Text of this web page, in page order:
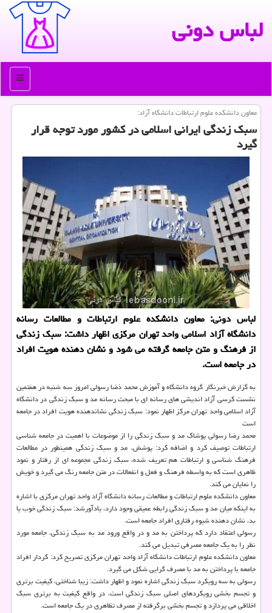
لباس دونی
منو
معاون دانشكده علوم ارتباطات دانشگاه آزاد:
سبك زندگی ایرانی اسلامی در كشور مورد توجه قرار
گیرد
لباس دونی: معاون دانشكده علوم ارتباطات و مطالعات رسانه
دانشگاه آزاد اسلامی واحد تهران مركزی اظهار داشت: سبك زندگی
از فرهنگ و متن جامعه گرفته می شود و نشان دهنده هویت افراد
در جامعه است.
به گزارش خبرنگار گروه دانشگاه و آموزش محمد ذضا رسولی امروز سه شنبه در هفتمین
نشست كرسی آزاد اندیشی های رسانه ای با مبحث رسانه مد و سبك زندگی در دانشگاه
آزاد اسلامی واحد تهران مركز اظهار نمود: سبك زندگی نشاندهنده هویت افراد در جامعه
است
محمد رضا رسولی پوشاك مد و سبك زندگی را از موضوعات با اهمیت در جامعه شناسی
ارتباطات توصیف كرد و اضافه كرد: پوشش، مد و سبك زندگی همینطور در مطالعات
فرهنگ شناسی و ارتباطات هم تعریف شده، سبك زندگی مجموعه ای از رفتار و نمود
ظاهری است كه به واسطه فرهنگ و فعل و انفعالات در متن جامعه رنگ می گیرد و خویش
را نمایان می كند.
معاون دانشكده علوم ارتباطات و مطالعات رسانه دانشگاه آزاد واحد تهران مركزی با اشاره
به اینكه میان مد و سبك زندگی رابطه عمیقی وجود دارد، یادآورشد: سبك زندگی خوب یا
بد، نشان دهنده شیوه رفتاری افراد جامعه است.
رسولی اعتقاد دارد كه پرداختن به مد و در واقع ورود مد به سبك زندگی، جامعه مورد
نظر را به یك جامعه مصرفی تبدیل می كند.
معاون دانشكده علوم ارتباطات دانشگاه آزاد واحد تهران مركزی تصریح كرد: كردار افراد
جامعه با پرداختن به مد با مصرف گرایی شكل می گیرد.
رسولی به سه رویكرد سبك زندگی اشاره نمود و اظهار داشت: زیبا شناختی، كیفیت برتری
و تجسم بخشی رویكردهای اصلی سبك زندگی است، در واقع كیفیت به برتری سبك
اخلاقی می پردازد و تجسم بخشی برگرفته از مصرف تظاهری در یك جامعه است.